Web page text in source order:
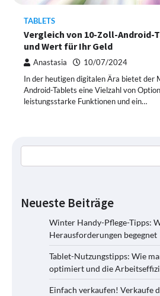
TABLETS
Vergleich von 10-Zoll-Android-
und Wert für Ihr Geld
Anastasia 10/07/2024
In der heutigen digitalen Ära bietet der
Android-Tablets eine Vielzahl von
leistungsstarke Funktionen und ein…
Neueste Beiträge
Winter Handy-Pflege-Tipps:
Herausforderungen begegnet
Tablet-Nutzungstipps: Wie
optimiert und die
Einfach verkaufen! Verkaufe